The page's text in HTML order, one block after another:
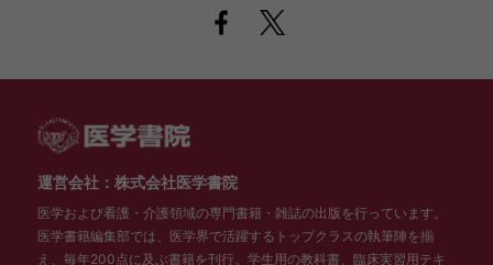
運営会社：株式会社医学書院
医学および看護・介護領域の専門書籍・雑誌の出版を行っています。
医学書籍編集部では、医学界で活躍するトップクラスの執筆陣を揃
え、毎年200点に及ぶ書籍を刊行。学生用の教科書、臨床実習用テキ